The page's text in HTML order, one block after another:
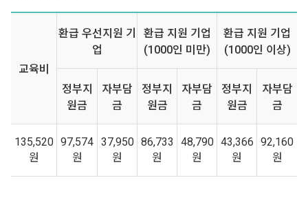
교육비
환급 우선지원 기
업
환급 지원 기업
(1000인 미만)
환급 지원 기업
(1000인 이상)
정부지
원금
자부담
금
정부지
원금
자부담
금
정부지
원금
자부담
금
135,520
원
97,574
원
37,950
원
86,733
원
48,790
원
43,366
원
92,160
원